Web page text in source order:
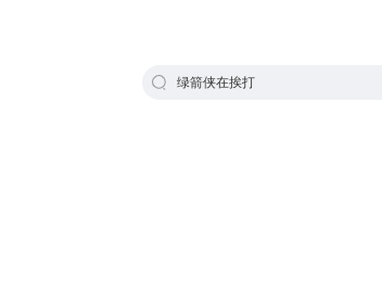
绿箭侠在挨打